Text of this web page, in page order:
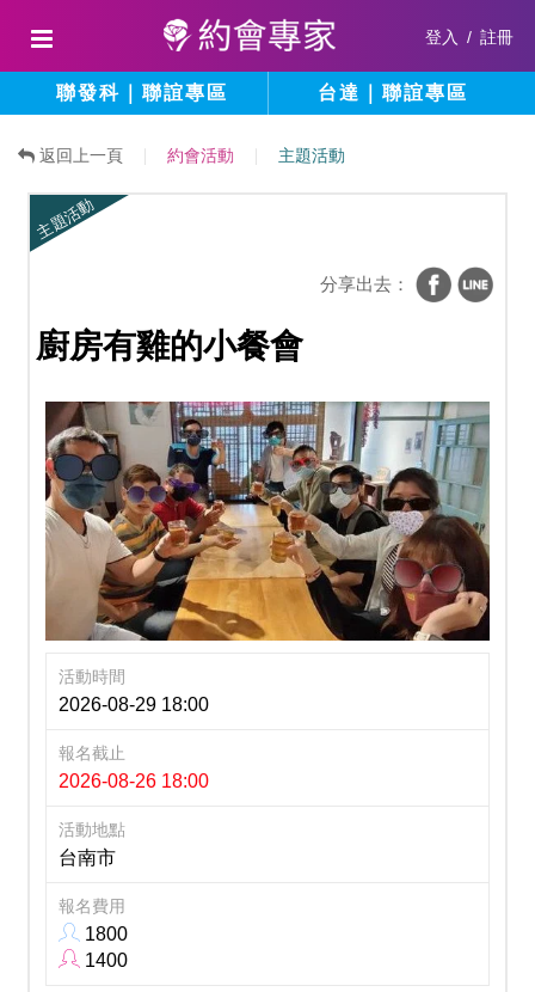
登入 / 註冊
聯發科｜聯誼專區 台達｜聯誼專區
返回上一頁 約會活動 主題活動
主題活動
分享出去：
廚房有雞的小餐會
活動時間
2026-08-29 18:00
報名截止
2026-08-26 18:00
活動地點
台南市
報名費用
1800
1400